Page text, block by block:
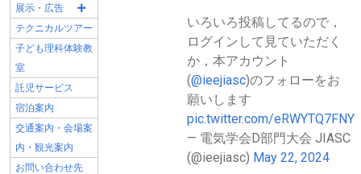
展示・広告
テクニカルツアー
子ども理科体験教
室
託児サービス
宿泊案内
交通案内・会場案
内・観光案内
お問い合わせ先
いろいろ投稿してるので，
ログインして見ていただく
か，本アカウント
(@ieejiasc)のフォローをお
願いします
pic.twitter.com/eRWYTQ7FNY
— 電気学会D部門大会 JIASC
(@ieejiasc) May 22, 2024